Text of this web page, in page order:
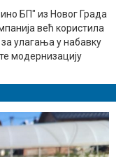
БП" из Новог Града
већ користила
улагања у набавку
модернизацију